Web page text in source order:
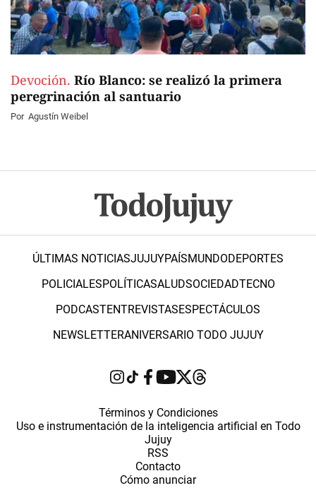
Devoción. Río Blanco: se realizó la primera
peregrinación al santuario
Por Agustín Weibel
ÚLTIMAS NOTICIASJUJUYPAÍSMUNDODEPORTES
POLICIALESPOLÍTICASALUDSOCIEDADTECNO
PODCASTENTREVISTASESPECTÁCULOS
NEWSLETTERANIVERSARIO TODO JUJUY
Términos y Condiciones
Uso e instrumentación de la inteligencia artificial en Todo
Jujuy
RSS
Contacto
Cómo anunciar